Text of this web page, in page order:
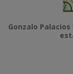
Gonzalo